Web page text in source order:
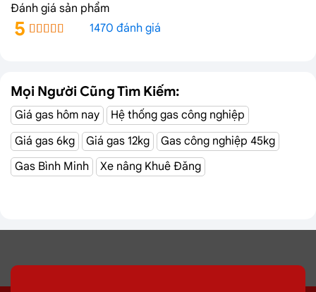
ưu đãi hấp dẫn!
Đánh giá sản phẩm
5 1470 đánh giá
Mọi Người Cũng Tìm Kiếm:
Giá gas hôm nay
Hệ thống gas công nghiệp
Giá gas 6kg
Giá gas 12kg
Gas công nghiệp 45kg
Gas Bình Minh
Xe nâng Khuê Đăng